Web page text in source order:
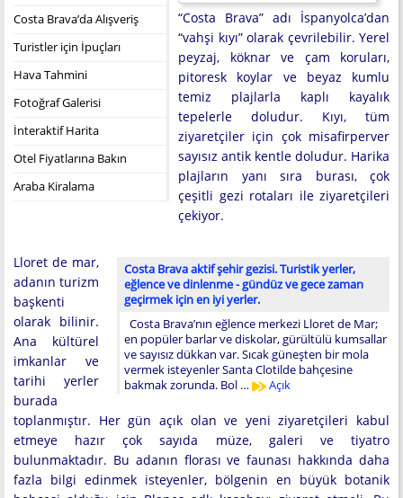
Costa Brava’da Alışveriş
Turistler için İpuçları
Hava Tahmini
Fotoğraf Galerisi
İnteraktif Harita
Otel Fiyatlarına Bakın
Araba Kiralama
“Costa Brava” adı İspanyolca’dan
“vahşi kıyı” olarak çevrilebilir. Yerel
peyzaj, köknar ve çam koruları,
pitoresk koylar ve beyaz kumlu
temiz plajlarla kaplı kayalık
tepelerle doludur. Kıyı, tüm
ziyaretçiler için çok misafirperver
sayısız antik kentle doludur. Harika
plajların yanı sıra burası, çok
çeşitli gezi rotaları ile ziyaretçileri
çekiyor.
Costa Brava aktif şehir gezisi. Turistik yerler,
eğlence ve dinlenme - gündüz ve gece zaman
geçirmek için en iyi yerler.
Costa Brava’nın eğlence merkezi Lloret de Mar;
en popüler barlar ve diskolar, gürültülü kumsallar
ve sayısız dükkan var. Sıcak güneşten bir mola
vermek isteyenler Santa Clotilde bahçesine
bakmak zorunda. Bol …
Açık
Lloret de mar,
adanın turizm
başkenti
olarak bilinir.
Ana kültürel
imkanlar ve
tarihi yerler
burada
toplanmıştır. Her gün açık olan ve yeni ziyaretçileri kabul
etmeye hazır çok sayıda müze, galeri ve tiyatro
bulunmaktadır. Bu adanın florası ve faunası hakkında daha
fazla bilgi edinmek isteyenler, bölgenin en büyük botanik